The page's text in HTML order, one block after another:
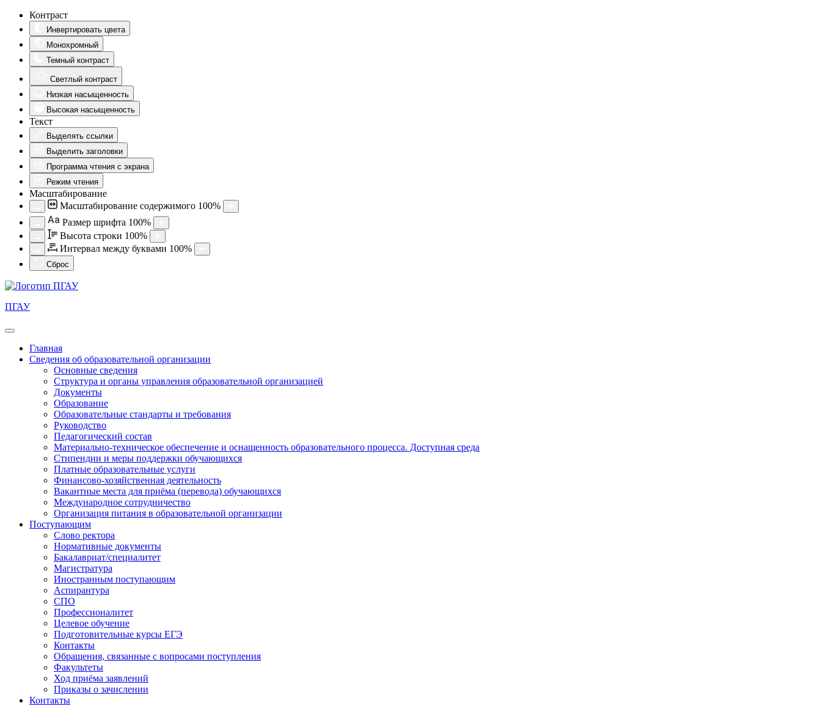
Контраст
Инвертировать цвета
Монохромный
Темный контраст
Светлый контраст
Низкая насыщенность
Высокая насыщенность
Текст
Выделять ссылки
Выделить заголовки
Программа чтения с экрана
Режим чтения
Масштабирование
Масштабирование содержимого 100%
Aa Размер шрифта 100%
Высота строки 100%
Интервал между буквами 100%
Сброс
ПГАУ
Главная
Сведения об образовательной организации
Основные сведения
Структура и органы управления образовательной организацией
Документы
Образование
Образовательные стандарты и требования
Руководство
Педагогический состав
Материально-техническое обеспечение и оснащенность образовательного процесса. Доступная среда
Стипендии и меры поддержки обучающихся
Платные образовательные услуги
Финансово-хозяйственная деятельность
Вакантные места для приёма (перевода) обучающихся
Международное сотрудничество
Организация питания в образовательной организации
Поступающим
Слово ректора
Нормативные документы
Бакалавриат/специалитет
Магистратура
Иностранным поступающим
Аспирантура
СПО
Профессионалитет
Целевое обучение
Подготовительные курсы ЕГЭ
Контакты
Обращения, связанные с вопросами поступления
Факультеты
Ход приёма заявлений
Приказы о зачислении
Контакты